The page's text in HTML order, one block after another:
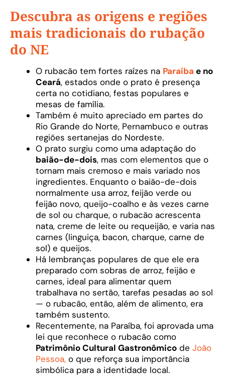
Descubra as origens e regiões
mais tradicionais do rubação
do NE
O rubacão tem fortes raízes na Paraíba e no
Ceará, estados onde o prato é presença
certa no cotidiano, festas populares e
mesas de família.
Também é muito apreciado em partes do
Rio Grande do Norte, Pernambuco e outras
regiões sertanejas do Nordeste.
O prato surgiu como uma adaptação do
baião-de-dois, mas com elementos que o
tornam mais cremoso e mais variado nos
ingredientes. Enquanto o baião-de-dois
normalmente usa arroz, feijão verde ou
feijão novo, queijo-coalho e às vezes carne
de sol ou charque, o rubacão acrescenta
nata, creme de leite ou requeijão, e varia nas
carnes (linguiça, bacon, charque, carne de
sol) e queijos.
Há lembranças populares de que ele era
preparado com sobras de arroz, feijão e
carnes, ideal para alimentar quem
trabalhava no sertão, tarefas pesadas ao sol
— o rubacão, então, além de alimento, era
também sustento.
Recentemente, na Paraíba, foi aprovada uma
lei que reconhece o rubacão como
Patrimônio Cultural Gastronômico de João
Pessoa, o que reforça sua importância
simbólica para a identidade local.